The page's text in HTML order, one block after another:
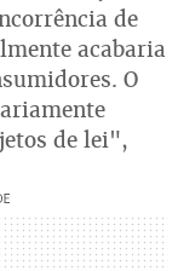
de
acabaria
O
de lei",